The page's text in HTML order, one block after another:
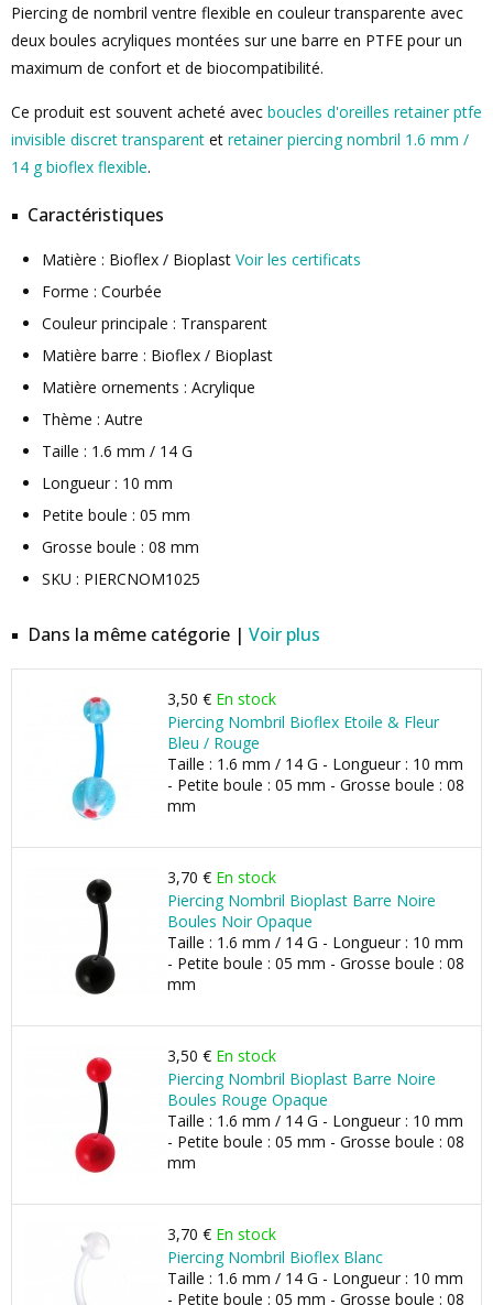
Piercing de nombril ventre flexible en couleur transparente avec
deux boules acryliques montées sur une barre en PTFE pour un
maximum de confort et de biocompatibilité.
Ce produit est souvent acheté avec boucles d'oreilles retainer ptfe
invisible discret transparent et retainer piercing nombril 1.6 mm /
14 g bioflex flexible.
Caractéristiques
Matière : Bioflex / Bioplast Voir les certificats
Forme : Courbée
Couleur principale : Transparent
Matière barre : Bioflex / Bioplast
Matière ornements : Acrylique
Thème : Autre
Taille : 1.6 mm / 14 G
Longueur : 10 mm
Petite boule : 05 mm
Grosse boule : 08 mm
SKU : PIERCNOM1025
Dans la même catégorie | Voir plus
3,50 € En stock
Piercing Nombril Bioflex Etoile & Fleur
Bleu / Rouge
Taille : 1.6 mm / 14 G - Longueur : 10 mm
- Petite boule : 05 mm - Grosse boule : 08
mm
3,70 € En stock
Piercing Nombril Bioplast Barre Noire
Boules Noir Opaque
Taille : 1.6 mm / 14 G - Longueur : 10 mm
- Petite boule : 05 mm - Grosse boule : 08
mm
3,50 € En stock
Piercing Nombril Bioplast Barre Noire
Boules Rouge Opaque
Taille : 1.6 mm / 14 G - Longueur : 10 mm
- Petite boule : 05 mm - Grosse boule : 08
mm
3,70 € En stock
Piercing Nombril Bioflex Blanc
Taille : 1.6 mm / 14 G - Longueur : 10 mm
- Petite boule : 05 mm - Grosse boule : 08